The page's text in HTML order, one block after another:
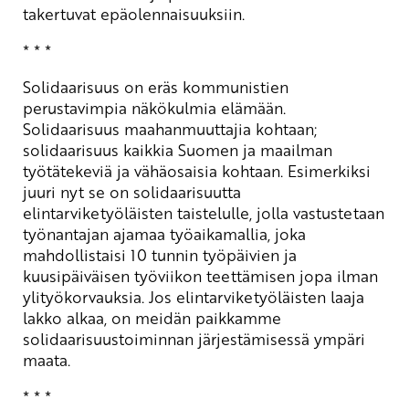
takertuvat epäolennaisuuksiin.
* * *
Solidaarisuus on eräs kommunistien
perustavimpia näkökulmia elämään.
Solidaarisuus maahanmuuttajia kohtaan;
solidaarisuus kaikkia Suomen ja maailman
työtätekeviä ja vähäosaisia kohtaan. Esimerkiksi
juuri nyt se on solidaarisuutta
elintarviketyöläisten taistelulle, jolla vastustetaan
työnantajan ajamaa työaikamallia, joka
mahdollistaisi 10 tunnin työpäivien ja
kuusipäiväisen työviikon teettämisen jopa ilman
ylityökorvauksia. Jos elintarviketyöläisten laaja
lakko alkaa, on meidän paikkamme
solidaarisuustoiminnan järjestämisessä ympäri
maata.
* * *